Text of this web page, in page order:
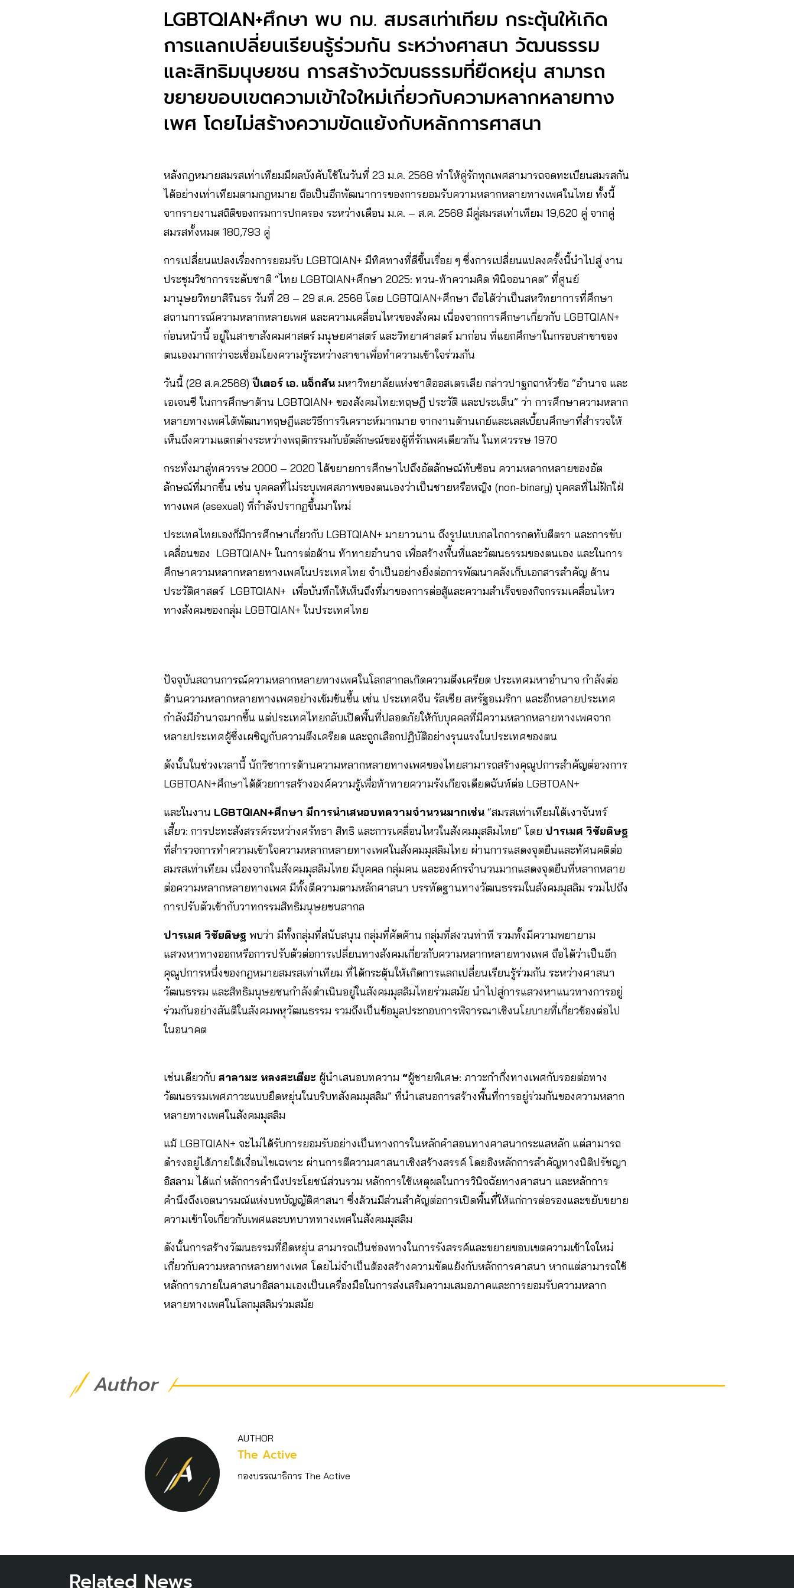
LGBTQIAN+ศึกษา พบ กม. สมรสเท่าเทียม กระตุ้นให้เกิด
การแลกเปลี่ยนเรียนรู้ร่วมกัน ระหว่างศาสนา วัฒนธรรม
และสิทธิมนุษยชน การสร้างวัฒนธรรมที่ยืดหยุ่น สามารถ
ขยายขอบเขตความเข้าใจใหม่เกี่ยวกับความหลากหลายทาง
เพศ โดยไม่สร้างความขัดแย้งกับหลักการศาสนา
หลังกฎหมายสมรสเท่าเทียมมีผลบังคับใช้ในวันที่ 23 ม.ค. 2568 ทำให้คู่รักทุกเพศสามารถจดทะเบียนสมรสกัน
ได้อย่างเท่าเทียมตามกฎหมาย ถือเป็นอีกพัฒนาการของการยอมรับความหลากหลายทางเพศในไทย ทั้งนี้
จากรายงานสถิติของกรมการปกครอง ระหว่างเดือน ม.ค. – ส.ค. 2568 มีคู่สมรสเท่าเทียม 19,620 คู่ จากคู่
สมรสทั้งหมด 180,793 คู่
การเปลี่ยนแปลงเรื่องการยอมรับ LGBTQIAN+ มีทิศทางที่ดีขึ้นเรื่อย ๆ ซึ่งการเปลี่ยนแปลงครั้งนี้นำไปสู่ งาน
ประชุมวิชาการระดับชาติ “ไทย LGBTQIAN+ศึกษา 2025: ทวน-ท้าความคิด พินิจอนาคต” ที่ศูนย์
มานุษยวิทยาสิรินธร วันที่ 28 – 29 ส.ค. 2568 โดย LGBTQIAN+ศึกษา ถือได้ว่าเป็นสหวิทยาการที่ศึกษา
สถานการณ์ความหลากหลายเพศ และความเคลื่อนไหวของสังคม เนื่องจากการศึกษาเกี่ยวกับ LGBTQIAN+
ก่อนหน้านี้ อยู่ในสาขาสังคมศาสตร์ มนุษยศาสตร์ และวิทยาศาสตร์ มาก่อน ที่แยกศึกษาในกรอบสาขาของ
ตนเองมากกว่าจะเชื่อมโยงความรู้ระหว่างสาขาเพื่อทำความเข้าใจร่วมกัน
วันนี้ (28 ส.ค.2568) ปีเตอร์ เอ. แจ็กสัน มหาวิทยาลัยแห่งชาติออสเตรเลีย กล่าวปาฐกถาหัวข้อ “อำนาจ และ
เอเจนซี ในการศึกษาด้าน LGBTQIAN+ ของสังคมไทย:ทฤษฎี ประวัติ และประเด็น” ว่า การศึกษาความหลาก
หลายทางเพศได้พัฒนาทฤษฎีและวิธีการวิเคราะห์มากมาย จากงานด้านเกย์และเลสเบี้ยนศึกษาที่สำรวจให้
เห็นถึงความแตกต่างระหว่างพฤติกรรมกับอัตลักษณ์ของผู้ที่รักเพศเดียวกัน ในทศวรรษ 1970
กระทั่งมาสู่ทศวรรษ 2000 – 2020 ได้ขยายการศึกษาไปถึงอัตลักษณ์ทับซ้อน ความหลากหลายของอัต
ลักษณ์ที่มากขึ้น เช่น บุคคลที่ไม่ระบุเพศสภาพของตนเองว่าเป็นชายหรือหญิง (non-binary) บุคคลที่ไม่ฝักใฝ่
ทางเพศ (asexual) ที่กำลังปรากฏขึ้นมาใหม่
ประเทศไทยเองก็มีการศึกษาเกี่ยวกับ LGBTQIAN+ มายาวนาน ถึงรูปแบบกลไกการกดทับตีตรา และการขับ
เคลื่อนของ LGBTQIAN+ ในการต่อต้าน ท้าทายอำนาจ เพื่อสร้างพื้นที่และวัฒนธรรมของตนเอง และในการ
ศึกษาความหลากหลายทางเพศในประเทศไทย จำเป็นอย่างยิ่งต่อการพัฒนาคลังเก็บเอกสารสำคัญ ด้าน
ประวัติศาสตร์ LGBTQIAN+ เพื่อบันทึกให้เห็นถึงที่มาของการต่อสู้และความสำเร็จของกิจกรรมเคลื่อนไหว
ทางสังคมของกลุ่ม LGBTQIAN+ ในประเทศไทย
ปัจจุบันสถานการณ์ความหลากหลายทางเพศในโลกสากลเกิดความตึงเครียด ประเทศมหาอำนาจ กำลังต่อ
ต้านความหลากหลายทางเพศอย่างเข้มข้นขึ้น เช่น ประเทศจีน รัสเซีย สหรัฐอเมริกา และอีกหลายประเทศ
กำลังมีอำนาจมากขึ้น แต่ประเทศไทยกลับเปิดพื้นที่ปลอดภัยให้กับบุคคลที่มีความหลากหลายทางเพศจาก
หลายประเทศผู้ซึ่งเผชิญกับความตึงเครียด และถูกเลือกปฏิบัติอย่างรุนแรงในประเทศของตน
ดังนั้นในช่วงเวลานี้ นักวิชาการด้านความหลากหลายทางเพศของไทยสามารถสร้างคุณูปการสำคัญต่อวงการ
LGBTOAN+ศึกษาได้ด้วยการสร้างองค์ความรู้เพื่อท้าทายความรังเกียจเดียดฉันท์ต่อ LGBTOAN+
และในงาน LGBTQIAN+ศึกษา มีการนำเสนอบทความจำนวนมากเช่น “สมรสเท่าเทียมใต้เงาจันทร์
เสี้ยว: การปะทะสังสรรค์ระหว่างศรัทธา สิทธิ และการเคลื่อนไหวในสังคมมุสลิมไทย” โดย ปารเมศ วิชัยดิษฐ
ที่สำรวจการทำความเข้าใจความหลากหลายทางเพศในสังคมมุสลิมไทย ผ่านการแสดงจุดยืนและทัศนคติต่อ
สมรสเท่าเทียม เนื่องจากในสังคมมุสลิมไทย มีบุคคล กลุ่มคน และองค์กรจำนวนมากแสดงจุดยืนที่หลากหลาย
ต่อความหลากหลายทางเพศ มีทั้งตีความตามหลักศาสนา บรรทัดฐานทางวัฒนธรรมในสังคมมุสลิม รวมไปถึง
การปรับตัวเข้ากับวาทกรรมสิทธิมนุษยชนสากล
ปารเมศ วิชัยดิษฐ พบว่า มีทั้งกลุ่มที่สนับสนุน กลุ่มที่คัดค้าน กลุ่มที่สงวนท่าที รวมทั้งมีความพยายาม
แสวงหาทางออกหรือการปรับตัวต่อการเปลี่ยนทางสังคมเกี่ยวกับความหลากหลายทางเพศ ถือได้ว่าเป็นอีก
คุณูปการหนึ่งของกฎหมายสมรสเท่าเทียม ที่ได้กระตุ้นให้เกิดการแลกเปลี่ยนเรียนรู้ร่วมกัน ระหว่างศาสนา
วัฒนธรรม และสิทธิมนุษยชนกำลังดำเนินอยู่ในสังคมมุสลิมไทยร่วมสมัย นำไปสู่การแสวงหาแนวทางการอยู่
ร่วมกันอย่างสันติในสังคมพหุวัฒนธรรม รวมถึงเป็นข้อมูลประกอบการพิจารณาเชิงนโยบายที่เกี่ยวข้องต่อไป
ในอนาคต
เช่นเดียวกับ สาลามะ หลงสะเตียะ ผู้นำเสนอบทความ “ผู้ชายพิเศษ: ภาวะกำกึ่งทางเพศกับรอยต่อทาง
วัฒนธรรมเพศภาวะแบบยืดหยุ่นในบริบทสังคมมุสลิม” ที่นำเสนอการสร้างพื้นที่การอยู่ร่วมกันของความหลาก
หลายทางเพศในสังคมมุสลิม
แม้ LGBTQIAN+ จะไม่ได้รับการยอมรับอย่างเป็นทางการในหลักคำสอนทางศาสนากระแสหลัก แต่สามารถ
ดำรงอยู่ได้ภายใต้เงื่อนไขเฉพาะ ผ่านการตีความศาสนาเชิงสร้างสรรค์ โดยอิงหลักการสำคัญทางนิติปรัชญา
อิสลาม ได้แก่ หลักการคำนึงประโยชน์ส่วนรวม หลักการใช้เหตุผลในการวินิจฉัยทางศาสนา และหลักการ
คำนึงถึงเจตนารมณ์แห่งบทบัญญัติศาสนา ซึ่งล้วนมีส่วนสำคัญต่อการเปิดพื้นที่ให้แก่การต่อรองและขยับขยาย
ความเข้าใจเกี่ยวกับเพศและบทบาททางเพศในสังคมมุสลิม
ดังนั้นการสร้างวัฒนธรรมที่ยืดหยุ่น สามารถเป็นช่องทางในการรังสรรค์และขยายขอบเขตความเข้าใจใหม่
เกี่ยวกับความหลากหลายทางเพศ โดยไม่จำเป็นต้องสร้างความขัดแย้งกับหลักการศาสนา หากแต่สามารถใช้
หลักการภายในศาสนาอิสลามเองเป็นเครื่องมือในการส่งเสริมความเสมอภาคและการยอมรับความหลาก
หลายทางเพศในโลกมุสลิมร่วมสมัย
Author
AUTHOR
The Active
กองบรรณาธิการ The Active
Related News